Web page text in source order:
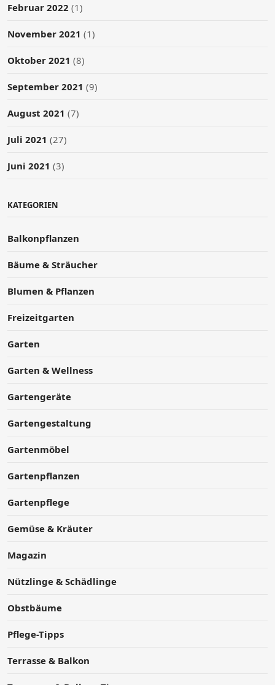
Februar 2022 (1)
November 2021 (1)
Oktober 2021 (8)
September 2021 (9)
August 2021 (7)
Juli 2021 (27)
Juni 2021 (3)
KATEGORIEN
Balkonpflanzen
Bäume & Sträucher
Blumen & Pflanzen
Freizeitgarten
Garten
Garten & Wellness
Gartengeräte
Gartengestaltung
Gartenmöbel
Gartenpflanzen
Gartenpflege
Gemüse & Kräuter
Magazin
Nützlinge & Schädlinge
Obstbäume
Pflege-Tipps
Terrasse & Balkon